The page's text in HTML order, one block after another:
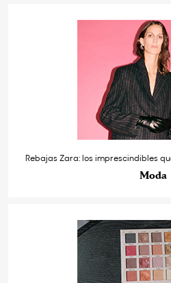
Rebajas Zara: los imprescindibles
Moda